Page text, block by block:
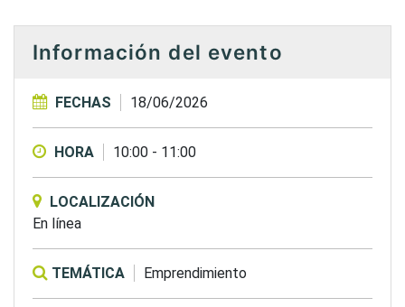
Información del evento
FECHAS 18/06/2026
HORA 10:00 - 11:00
LOCALIZACIÓN
En línea
TEMÁTICA Emprendimiento